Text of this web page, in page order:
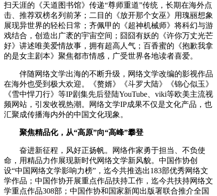
扫天涯的《天道图书馆》传递“尊师重道”传统，长期在海外点
击、推荐双榜名列前茅；二目的《放开那个女巫》用瑰丽想象
展现异世界的轻松日常；齐佩甲的《超神机械师》将科幻与游
戏结合，创造出广袤的宇宙空间；囧囧有妖的《许你万丈光芒
好》讲述唯美爱情故事，拥有超高人气；百香蜜的《抱歉我拿
的是女主剧本》聚焦都市情感，广受世界各地读者喜爱。
伴随网络文学出海的不断升级，网络文学改编的影视作品
在海外也受到极大欢迎。《赘婿》《斗罗大陆》《锦心似玉》
《雪中悍刀行》等IP剧集先后登陆YouTube、viki等欧美主流视
频网站，引发收视热潮。网络文学IP成果不仅是文化产品，也
汇聚成传播海内外的中国文化现象。
聚焦精品化，从“高原”向“高峰”攀登
奋进新征程，风好正扬帆。网络作家勇于担当、不负使
命，用精品力作展现新时代网络文学新风貌。中国作协创
设“中国网络文学影响力榜”，迄今共推选出183部优秀网络文
学作品；中国作协开展重点作品扶持工作，迄今共扶持网络文
学重点作品308部；中国作协和国家新闻出版署联合推介全国